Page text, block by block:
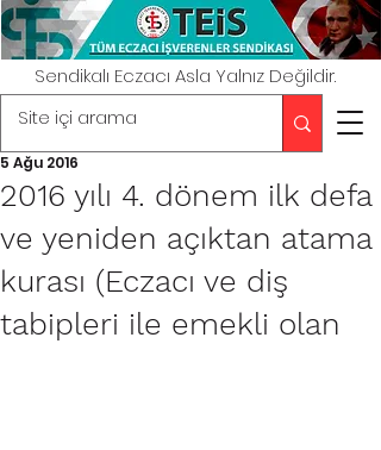
Sendikalı Eczacı Asla Yalnız Değildir.
2016 yılı 4. dönem ilk defa
ve yeniden açıktan atama
kurası (Eczacı ve diş
tabipleri ile emekli olan
5 Ağu 2016